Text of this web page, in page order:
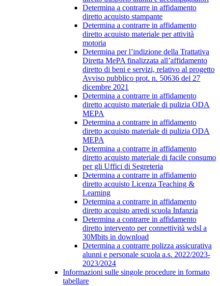
Determina a contrarre in affidamento
diretto acquisto stampante
Determina a contrarre in affidamento
diretto acquisto materiale per attività
motoria
Determina per l’indizione della Trattativa
Diretta MePA finalizzata all’affidamento
diretto di beni e servizi, relativo al progetto
Avviso pubblico prot. n. 50636 del 27
dicembre 2021
Determina a contrarre in affidamento
diretto acquisto materiale di pulizia ODA
MEPA
Determina a contrarre in affidamento
diretto acquisto materiale di pulizia ODA
MEPA
Determina a contrarre in affidamento
diretto acquisto materiale di facile consumo
per gli Uffici di Segreteria
Determina a contrarre in affidamento
diretto acquisto Licenza Teaching &
Learning
Determina a contrarre in affidamento
diretto acquisto arredi scuola Infanzia
Determina a contrarre in affidamento
diretto intervento per connettività wdsl a
30Mbits in download
Determina a contrarre polizza assicurativa
alunni e personale scuola a.s. 2022/2023-
2023/2024
Informazioni sulle singole procedure in formato
tabellare